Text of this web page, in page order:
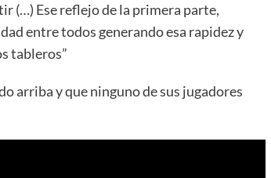
(…) Ese reflejo de la primera parte,
entre todos generando esa rapidez y
tableros”
arriba y que ninguno de sus jugadores